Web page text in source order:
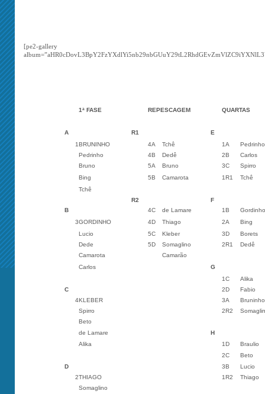
[pe2-gallery
1ª FASE REPESCAGEM QUARTAS
A R1
E
1BRUNINHO 4A Tchê 1A
Pedrinho
Pedrinho
4B Dedê 2B
Carlos
Bruno
5A Bruno 3C
Spirro
Bing
5B Camarota 1R1
Tchê
Tchê
R2
F
B
4C de Lamare 1B
Gordinho
3GORDINHO 4D Thiago 2A
Bing
Lucio
5C Kleber 3D
Borets
Dede
5D Somaglino 2R1
Dedê
Camarota
Camarão
Carlos
G
1C
Alika
C
2D
Fabio
4KLEBER 3A
Bruninho
Spirro
2R2
Beto
de Lamare
H
Alika
1D
Braulio
2C
Beto
D
3B
Lucio
2THIAGO 1R2
Thiago
Somaglino